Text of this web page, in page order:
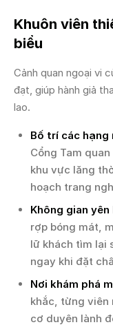
Khuôn viên
biểu
Cảnh quan ngoại vi
đạt, giúp hành giả
lao.
Bố trí các hạng
Cổng Tam
khu vực lăng
hoạch trang
Không gian
rợp bóng mát,
lữ khách tìm lại
ngay khi đặt
Nơi khám phá
khắc, từng viên
cơ duyên lành